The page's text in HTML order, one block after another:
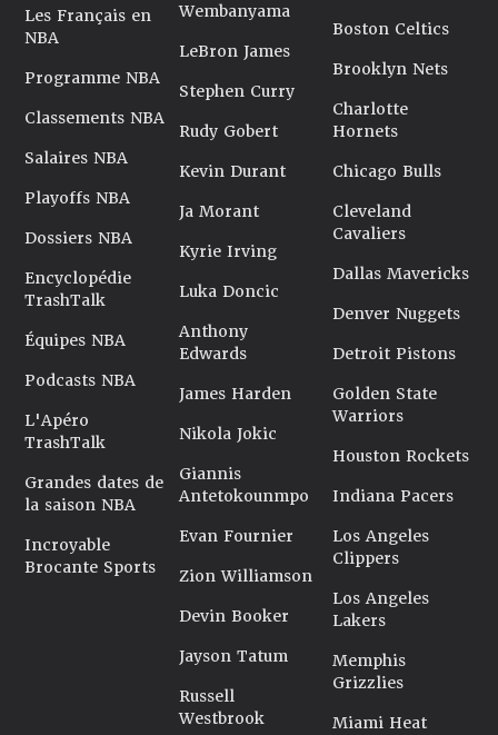
Les Français en
NBA
Programme NBA
Classements NBA
Salaires NBA
Playoffs NBA
Dossiers NBA
Encyclopédie
TrashTalk
Équipes NBA
Podcasts NBA
L'Apéro
TrashTalk
Grandes dates de
la saison NBA
Incroyable
Brocante Sports
Wembanyama
LeBron James
Stephen Curry
Rudy Gobert
Kevin Durant
Ja Morant
Kyrie Irving
Luka Doncic
Anthony
Edwards
James Harden
Nikola Jokic
Giannis
Antetokounmpo
Evan Fournier
Zion Williamson
Devin Booker
Jayson Tatum
Russell
Westbrook
Boston Celtics
Brooklyn Nets
Charlotte
Hornets
Chicago Bulls
Cleveland
Cavaliers
Dallas Mavericks
Denver Nuggets
Detroit Pistons
Golden State
Warriors
Houston Rockets
Indiana Pacers
Los Angeles
Clippers
Los Angeles
Lakers
Memphis
Grizzlies
Miami Heat